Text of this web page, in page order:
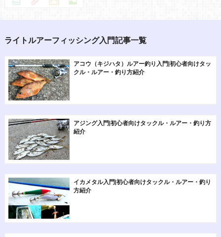
ライトルアーフィッシング入門記事一覧
アコウ（キジハタ）ルアー釣り入門|初心者向けタッ
クル・ルアー・釣り方紹介
アジング入門|初心者向けタックル・ルアー・釣り方
紹介
イカメタル入門|初心者向けタックル・ルアー・釣り
方紹介